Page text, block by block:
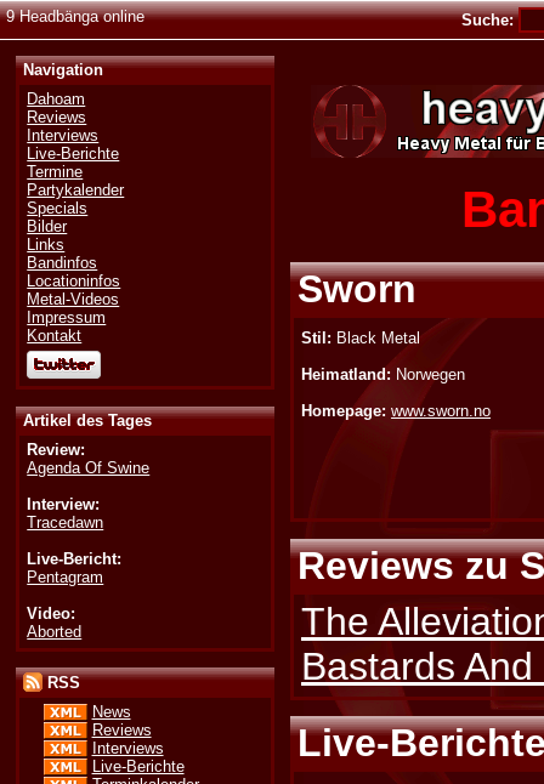
9 Headbänga online Suche:
Navigation
Dahoam
Reviews
Interviews
Live-Berichte
Termine
Partykalender
Specials
Bilder
Links
Bandinfos
Locationinfos
Metal-Videos
Impressum
Kontakt
Artikel des Tages
Review:
Agenda Of Swine
Interview:
Tracedawn
Live-Bericht:
Pentagram
Video:
Aborted
RSS
News
Reviews
Interviews
Live-Berichte
Sworn
Stil: Black Metal
Heimatland: Norwegen
Homepage: www.sworn.no
Reviews zu
The
Bastards
Live-